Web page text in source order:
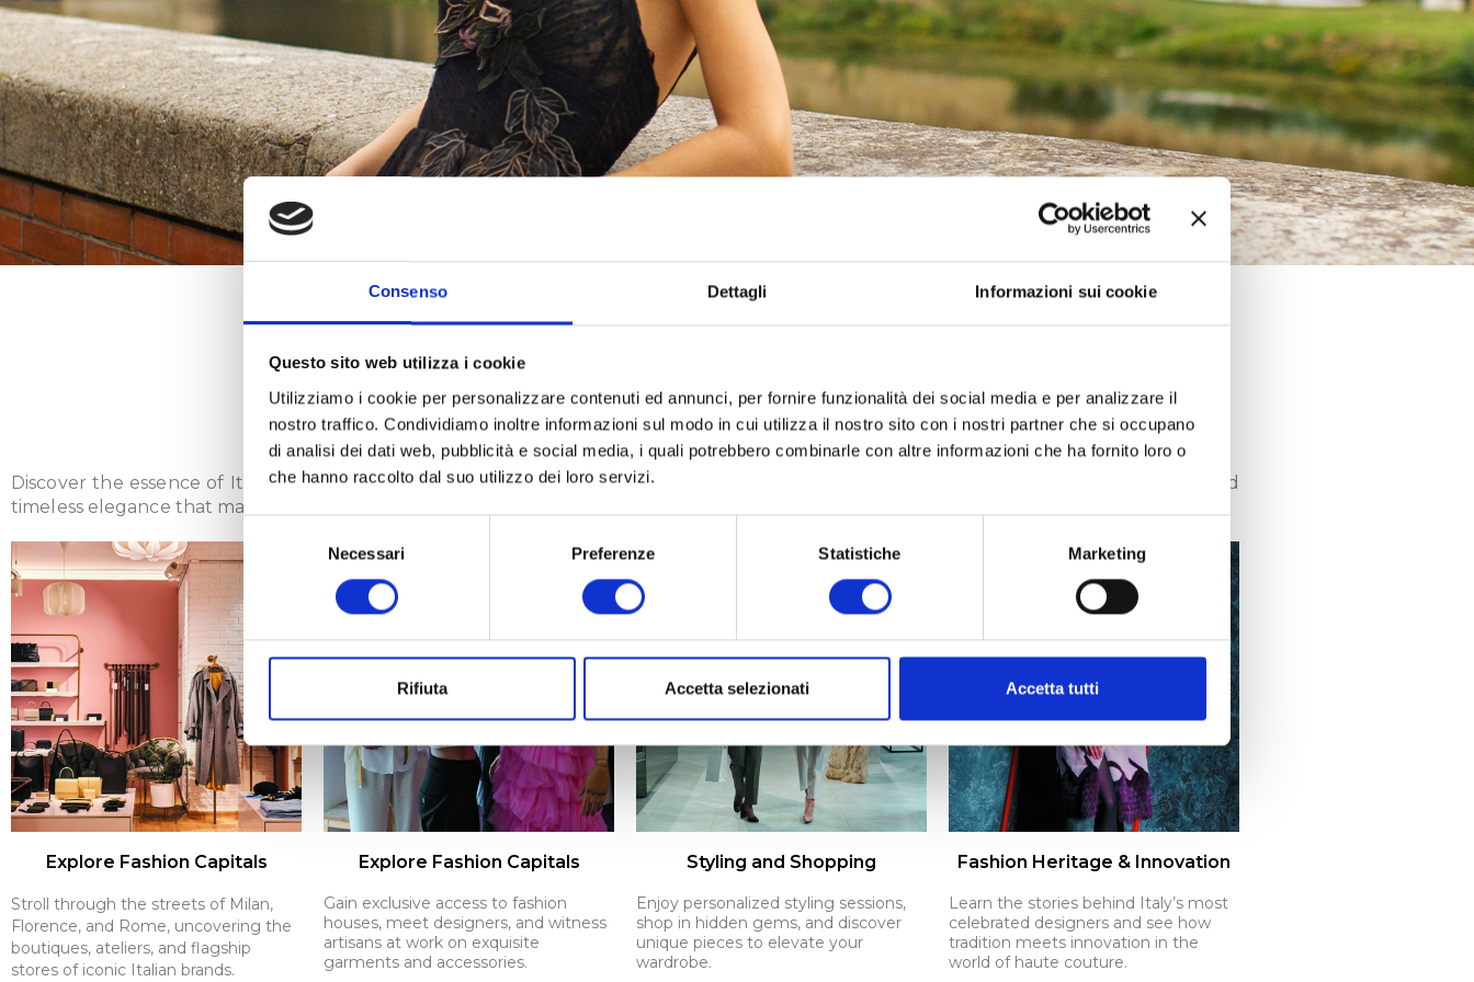
Consenso Dettagli Informazioni sui cookie
Questo sito web utilizza i cookie
Utilizziamo i cookie per personalizzare contenuti ed annunci, per fornire funzionalità dei social media e per analizzare il
nostro traffico. Condividiamo inoltre informazioni sul modo in cui utilizza il nostro sito con i nostri partner che si occupano
di analisi dei dati web, pubblicità e social media, i quali potrebbero combinarle con altre informazioni che ha fornito loro o
che hanno raccolto dal suo utilizzo dei loro servizi.
Necessari Preferenze Statistiche Marketing
Rifiuta Accetta selezionati Accetta tutti
FASHION AND STYLE
Italian Fashion & Style: Step Into Elegance
Discover the essence of Italian glamour with our exclusive fashion and style tours. Immerse yourself in the creativity, craftsmanship, and
timeless elegance that make Italy a global icon of fashion.
Explore Fashion Capitals
Stroll through the streets of Milan,
Florence, and Rome, uncovering the
boutiques, ateliers, and flagship
stores of iconic Italian brands.
Explore Fashion Capitals
Gain exclusive access to fashion
houses, meet designers, and witness
artisans at work on exquisite
garments and accessories.
Styling and Shopping
Enjoy personalized styling sessions,
shop in hidden gems, and discover
unique pieces to elevate your
wardrobe.
Fashion Heritage & Innovation
Learn the stories behind Italy’s most
celebrated designers and see how
tradition meets innovation in the
world of haute couture.